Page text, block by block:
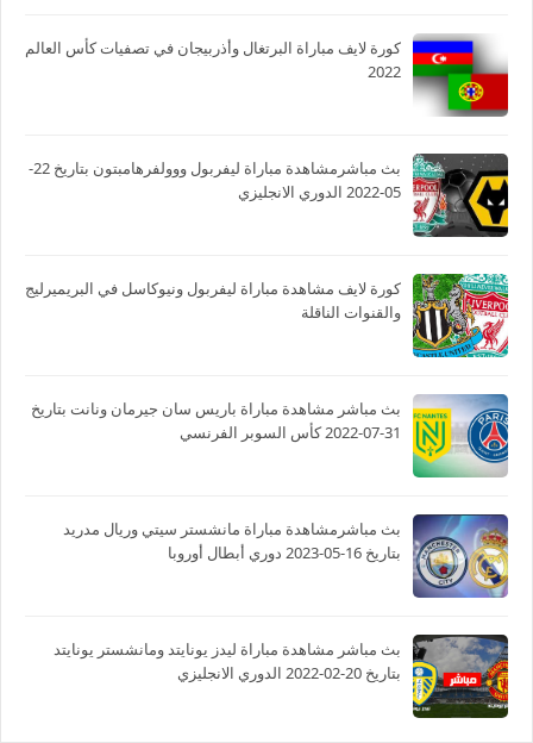
كورة لايف مباراة البرتغال وأذربيجان في تصفيات كأس العالم
2022
بث مباشرمشاهدة مباراة ليفربول ووولفرهامبتون بتاريخ 22-
05-2022 الدوري الانجليزي
كورة لايف مشاهدة مباراة ليفربول ونيوكاسل في البريميرليج
والقنوات الناقلة
بث مباشر مشاهدة مباراة باريس سان جيرمان ونانت بتاريخ
31-07-2022 كأس السوبر الفرنسي
بث مباشرمشاهدة مباراة مانشستر سيتي وريال مدريد
بتاريخ 16-05-2023 دوري أبطال أوروبا
بث مباشر مشاهدة مباراة ليدز يونايتد ومانشستر يونايتد
بتاريخ 20-02-2022 الدوري الانجليزي